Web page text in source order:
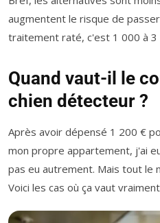
augmentent le risque de
traitement raté, c'est 1 000 à 3
Quand vaut-il le
chien détecteur ?
Après avoir dépensé 1 200 €
mon propre appartement, j'ai
pas eu autrement. Mais tout le
Voici les cas où ça vaut